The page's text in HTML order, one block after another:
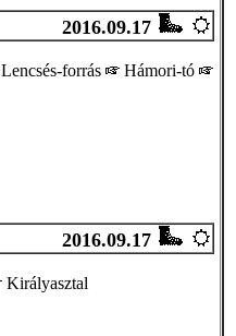
2016.09.17
Lencsés-forrás
Hámori-tó
2016.09.17
Királyasztal